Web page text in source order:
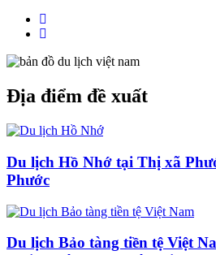
Địa điểm đề xuất
Du lịch Hồ Nhớ tại Thị xã
Phước
Du lịch Bảo tàng tiền tệ Việt